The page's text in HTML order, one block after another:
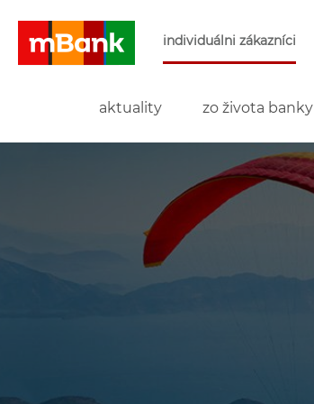
individuálni zákazníci
aktuality zo života banky